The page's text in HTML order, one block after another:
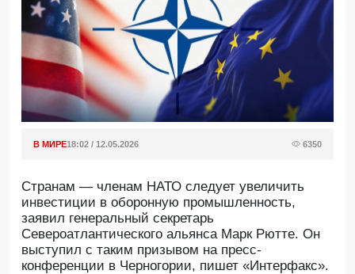
В МИРЕ18:02 / 12.05.2026 6350
Странам — членам НАТО следует увеличить
инвестиции в оборонную промышленность,
заявил генеральный секретарь
Североатлантического альянса Марк Рютте. Он
выступил с таким призывом на пресс-
конференции в Черногории, пишет «Интерфакс».